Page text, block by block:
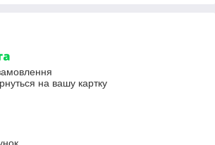
на вашу картку